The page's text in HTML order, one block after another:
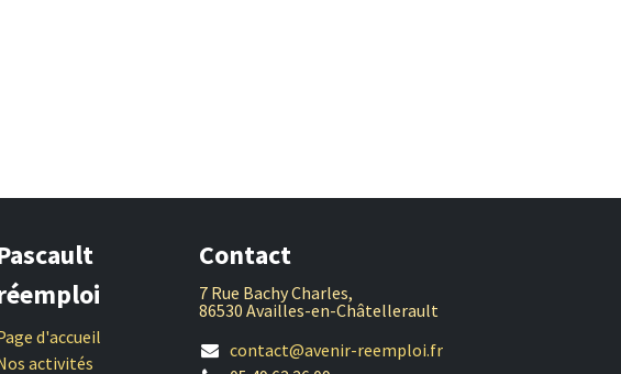
d'accueil
activités
Contact
7 Rue Bachy Charles,
86530 Availles-en-Châtellerault
contact@avenir-reemploi.fr